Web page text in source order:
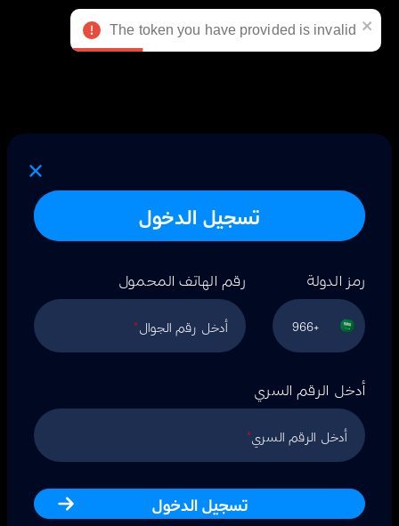
The token you have provided is invalid
عربي
تسجيل الدخول
رمز الدولة
+966
رقم الهاتف المحمول
أدخل رقم الجوال*
أدخل الرقم السري
أدخل الرقم السري*
تسجيل الدخول